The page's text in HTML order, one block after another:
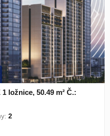
ložnice, 50.49 m² Č.:
2